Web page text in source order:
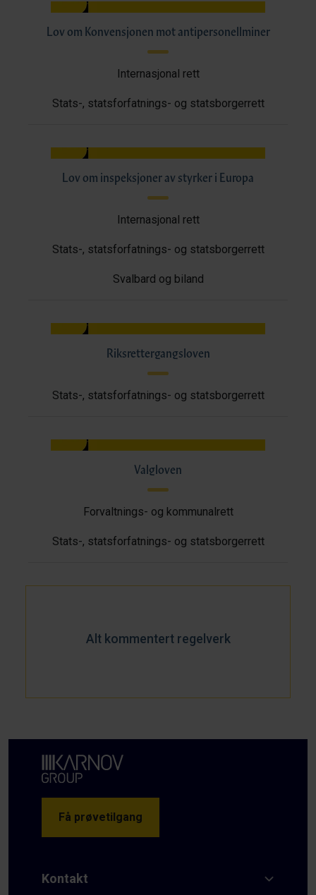
Lov om Konvensjonen mot antipersonellminer
Internasjonal rett
Stats-, statsforfatnings- og statsborgerrett
Lov om inspeksjoner av styrker i Europa
Internasjonal rett
Stats-, statsforfatnings- og statsborgerrett
Svalbard og biland
Riksrettergangsloven
Stats-, statsforfatnings- og statsborgerrett
Valgloven
Forvaltnings- og kommunalrett
Stats-, statsforfatnings- og statsborgerrett
Alt kommentert regelverk
Få prøvetilgang
Kontakt